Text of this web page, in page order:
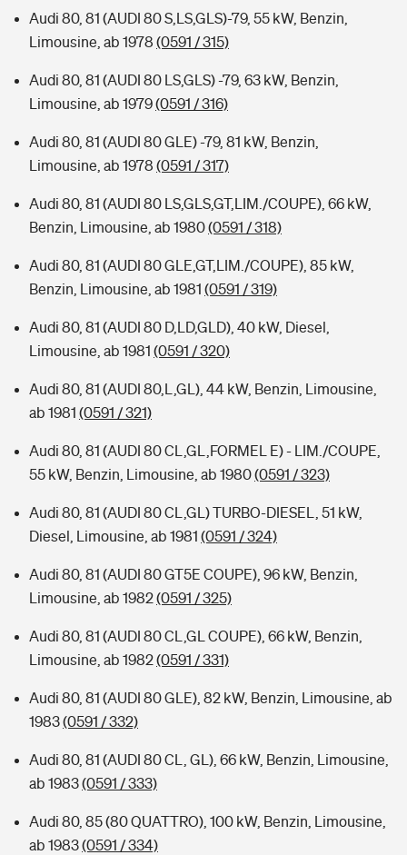
Audi 80, 81 (AUDI 80 S,LS,GLS)-79, 55 kW, Benzin,
Limousine, ab 1978 (0591 / 315)
Audi 80, 81 (AUDI 80 LS,GLS) -79, 63 kW, Benzin,
Limousine, ab 1979(0591 / 316)
Audi 80, 81 (AUDI 80 GLE) -79, 81 kW, Benzin,
Limousine, ab 1978 (0591 / 317)
Audi 80, 81 (AUDI 80 LS,GLS,GT,LIM./COUPE), 66 kW,
Benzin, Limousine, ab 1980(0591 / 318)
Audi 80, 81 (AUDI 80 GLE,GT,LIM./COUPE), 85 kW,
Benzin, Limousine, ab 1981 (0591 / 319)
Audi 80, 81 (AUDI 80 D,LD,GLD), 40 kW, Diesel,
Limousine, ab 1981 (0591 / 320)
Audi 80, 81 (AUDI 80,L,GL), 44 kW, Benzin, Limousine,
ab 1981 (0591 / 321)
Audi 80, 81 (AUDI 80 CL,GL,FORMEL E) - LIM./COUPE,
55 kW, Benzin, Limousine, ab 1980(0591 / 323)
Audi 80, 81 (AUDI 80 CL,GL) TURBO-DIESEL, 51 kW,
Diesel, Limousine, ab 1981 (0591 / 324)
Audi 80, 81 (AUDI 80 GT5E COUPE), 96 kW, Benzin,
Limousine, ab 1982(0591 / 325)
Audi 80, 81 (AUDI 80 CL,GL COUPE), 66 kW, Benzin,
Limousine, ab 1982(0591 / 331)
Audi 80, 81 (AUDI 80 GLE), 82 kW, Benzin, Limousine, ab
1983(0591 / 332)
Audi 80, 81 (AUDI 80 CL, GL), 66 kW, Benzin, Limousine,
ab 1983(0591 / 333)
Audi 80, 85 (80 QUATTRO), 100 kW, Benzin, Limousine,
ab 1983(0591 / 334)